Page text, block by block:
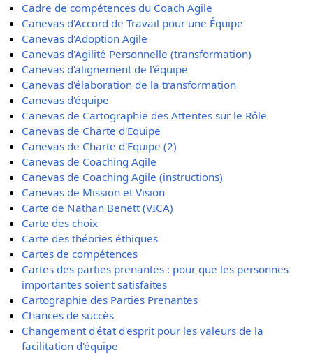
Cadre de compétences du Coach Agile
Canevas d'Accord de Travail pour une Équipe
Canevas d'Adoption Agile
Canevas d'Agilité Personnelle (transformation)
Canevas d'alignement de l'équipe
Canevas d'élaboration de la transformation
Canevas d'équipe
Canevas de Cartographie des Attentes sur le Rôle
Canevas de Charte d'Equipe
Canevas de Charte d'Equipe (2)
Canevas de Coaching Agile
Canevas de Coaching Agile (instructions)
Canevas de Mission et Vision
Carte de Nathan Benett (VICA)
Carte des choix
Carte des théories éthiques
Cartes de compétences
Cartes des parties prenantes : pour que les personnes
importantes soient satisfaites
Cartographie des Parties Prenantes
Chances de succès
Changement d'état d'esprit pour les valeurs de la
facilitation d'équipe